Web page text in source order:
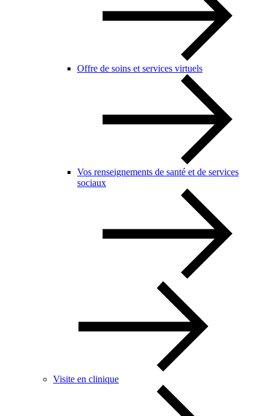
Offre de soins et services virtuels
Vos renseignements de santé et de services
sociaux
Visite en clinique